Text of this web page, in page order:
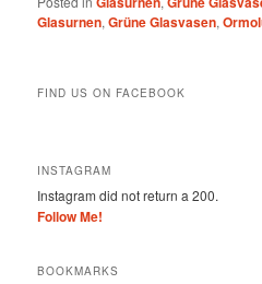
Glasurnen,Grüne Glasvasen,
FIND US ON FACEBOOK
INSTAGRAM
Instagram did not return a 200.
Follow Me!
BOOKMARKS